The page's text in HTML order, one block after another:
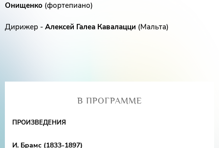
Онищенко (фортепиано)
Дирижер - Алексей Галеа Кавалацци (Мальта)
В ПРОГРАММЕ
ПРОИЗВЕДЕНИЯ
И. Брамс (1833-1897)